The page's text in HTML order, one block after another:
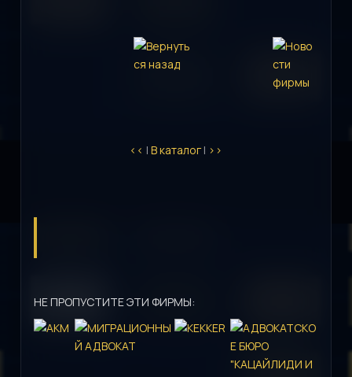
<< | В каталог | >>
НЕ ПРОПУСТИТЕ ЭТИ ФИРМЫ: